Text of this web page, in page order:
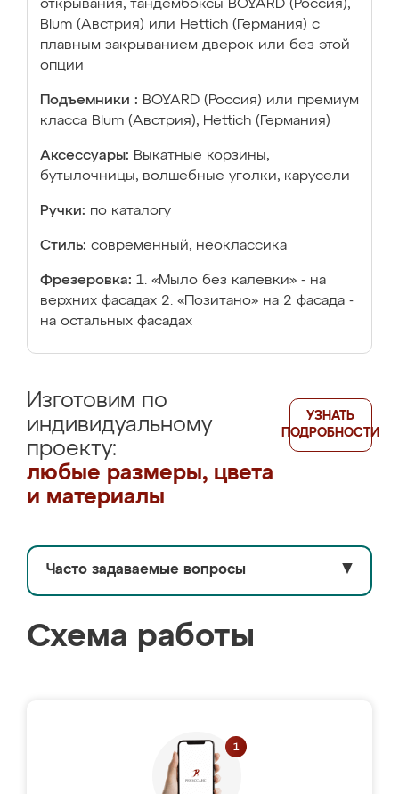
открывания, тандембоксы BOYARD (Россия),
Blum (Австрия) или Hettich (Германия) с
плавным закрыванием дверок или без этой
опции
Подъемники : BOYARD (Россия) или премиум
класса Blum (Австрия), Hettich (Германия)
Аксессуары: Выкатные корзины,
бутылочницы, волшебные уголки, карусели
Ручки: по каталогу
Стиль: современный, неоклассика
Фрезеровка: 1. «Мыло без калевки» - на
верхних фасадах 2. «Позитано» на 2 фасада -
на остальных фасадах
Изготовим по
индивидуальному
проекту:
любые размеры, цвета
и материалы
УЗНАТЬ
ПОДРОБНОСТИ
Часто задаваемые вопросы ▼
Схема работы